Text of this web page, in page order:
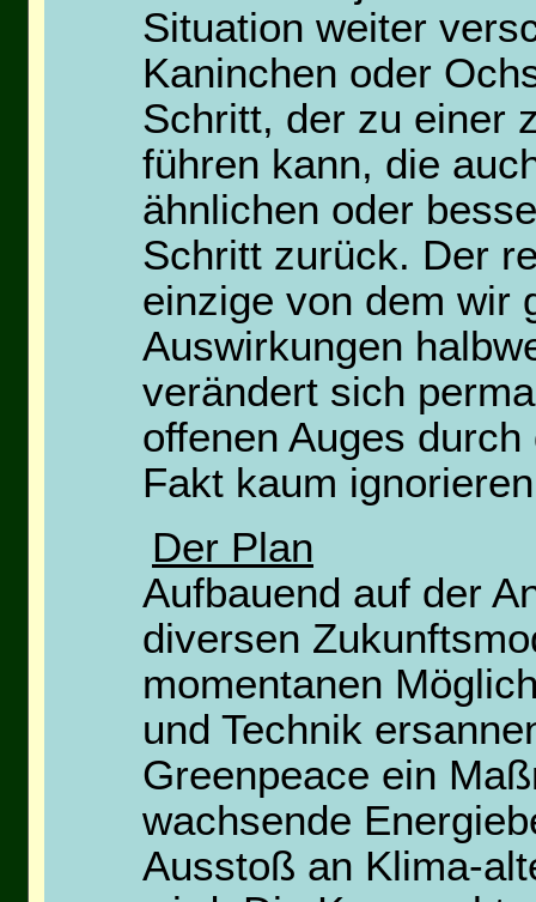
Situation weiter
Kaninchen oder
Schritt, der zu einer
führen kann, die
ähnlichen oder
Schritt zurück. Der
einzige von dem wir
Auswirkungen
verändert sich
offenen Auges
Fakt kaum
Der Plan
Aufbauend auf der
diversen
momentanen
und Technik
Greenpeace ein
wachsende
Ausstoß an Klima-